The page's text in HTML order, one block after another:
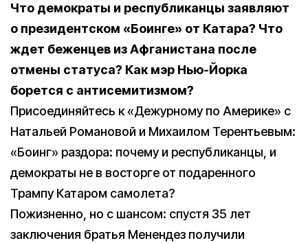
Что демократы и республиканцы заявляют
о президентском «Боинге» от Катара? Что
ждет беженцев из Афганистана после
отмены статуса? Как мэр Нью-Йорка
борется с антисемитизмом?
Присоединяйтесь к «Дежурному по Америке» с
Натальей Романовой и Михаилом Терентьевым:
«Боинг» раздора: почему и республиканцы, и
демократы не в восторге от подаренного
Трампу Катаром самолета?
Пожизненно, но с шансом: спустя 35 лет
заключения братья Менендез получили